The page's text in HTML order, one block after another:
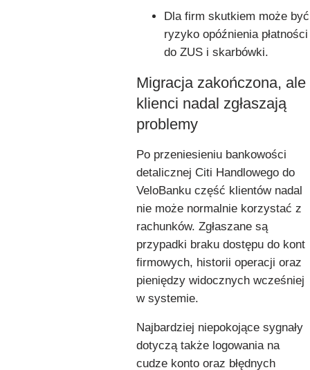
Dla firm skutkiem może być
ryzyko opóźnienia płatności
do ZUS i skarbówki.
Migracja zakończona, ale
klienci nadal zgłaszają
problemy
Po przeniesieniu bankowości
detalicznej Citi Handlowego do
VeloBanku część klientów nadal
nie może normalnie korzystać z
rachunków. Zgłaszane są
przypadki braku dostępu do kont
firmowych, historii operacji oraz
pieniędzy widocznych wcześniej
w systemie.
Najbardziej niepokojące sygnały
dotyczą także logowania na
cudze konto oraz błędnych